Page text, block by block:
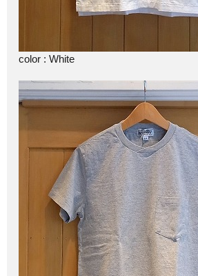
color : White